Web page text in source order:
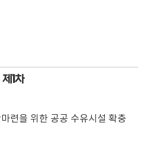
1차
련을 위한 공공 수유시설 확충